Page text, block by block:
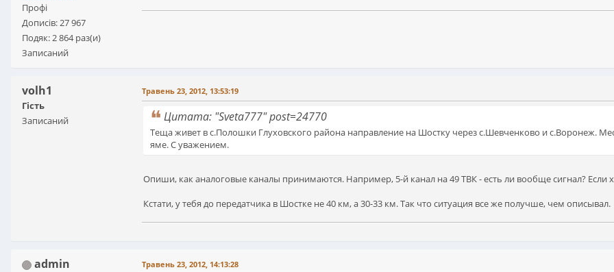
Профі
Дописів: 27 967
Подяк: 2 864 раз(и)
Записаний
volh1
Гість
Записаний
Травень 23, 2012, 13:53:19
Цитата: "Sveta777" post=24770
Теща живет в с.Полошки Глуховского района направление на Шостку через с.Шевченково и с.Воронеж.
яме. С уважением.
Опиши, как аналоговые каналы принимаются. Например, 5-й канал на 49 ТВК - есть ли вообще сигнал? Если
Кстати, у тебя до передатчика в Шостке не 40 км, а 30-33 км. Так что ситуация все же получше, чем описывал.
admin Травень 23, 2012, 14:13:28